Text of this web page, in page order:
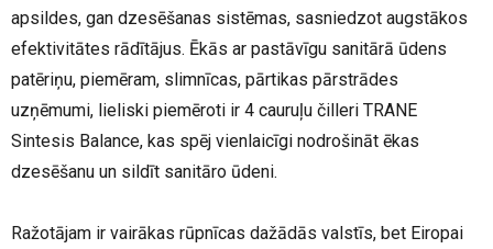
apsildes, gan dzesēšanas sistēmas, sasniedzot augstākos
efektivitātes rādītājus. Ēkās ar pastāvīgu sanitārā ūdens
patēriņu, piemēram, slimnīcas, pārtikas pārstrādes
uzņēmumi, lieliski piemēroti ir 4 cauruļu čilleri TRANE
Sintesis Balance, kas spēj vienlaicīgi nodrošināt ēkas
dzesēšanu un sildīt sanitāro ūdeni.
Ražotājam ir vairākas rūpnīcas dažādās valstīs, bet Eiropai